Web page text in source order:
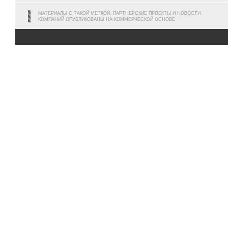
МАТЕРИАЛЫ С ТАКОЙ МЕТКОЙ, ПАРТНЕРСКИЕ ПРОЕКТЫ И НОВОСТИ
КОМПАНИЙ ОПУБЛИКОВАНЫ НА КОММЕРЧЕСКОЙ ОСНОВЕ